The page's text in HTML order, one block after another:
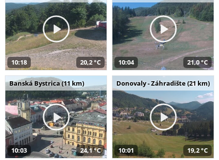
10:18 20,2 °C 10:04 21,0 °C
Banská Bystrica (11 km)
10:03 24,1 °C
Donovaly - Záhradište (21 km)
10:01 19,2 °C